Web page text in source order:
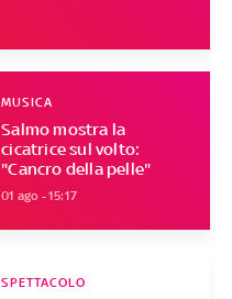
Salmo mostra la
cicatrice sul volto:
"Cancro della pelle"
MUSICA
01 ago - 15:17
SPETTACOLO